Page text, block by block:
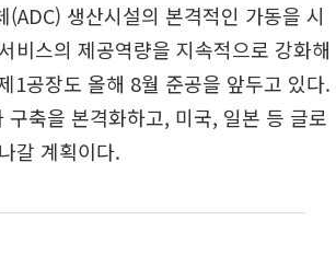
생산시설의 본격적인 가동을 시
스의 제공역량을 지속적으로 강화해
1공장도 올해 8월 준공을 앞두고 있다.
축을 본격화하고, 미국, 일본 등 글로
갈 계획이다.